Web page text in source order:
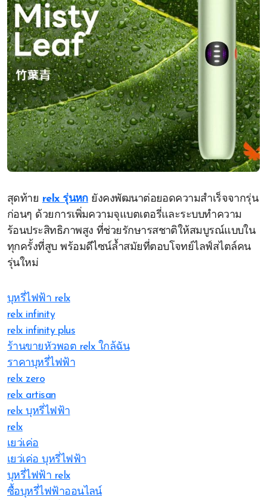
สุดท้าย relx รุ่นหกยังคงพัฒนาต่อยอดความสำเร็จจากรุ่น
ก่อนๆ ด้วยการเพิ่มความจุแบตเตอรี่และระบบทำความ
ร้อนประสิทธิภาพสูง ที่ช่วยรักษารสชาติให้สมบูรณ์แบบใน
ทุกครั้งที่สูบ พร้อมดีไซน์ล้ำสมัยที่ตอบโจทย์ไลฟ์สไตล์คน
รุ่นใหม่
บุหรี่ไฟฟ้า relx
relx infinity
relx infinity plus
ร้านขายหัวพอต relx ใกล้ฉัน
ราคาบุหรี่ไฟฟ้า
relx zero
relx artisan
relx บุหรี่ไฟฟ้า
relx
เยว่เค่อ
เยว่เค่อ บุหรี่ไฟฟ้า
บุหรี่ไฟฟ้า relx
ซื้อบุหรี่ไฟฟ้าออนไลน์